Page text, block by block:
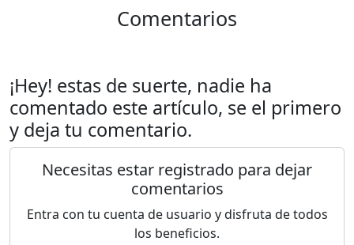
Comentarios
¡Hey! estas de suerte, nadie ha
comentado este artículo, se el primero
y deja tu comentario.
Necesitas estar registrado para dejar
comentarios
Entra con tu cuenta de usuario y disfruta de todos
los beneficios.